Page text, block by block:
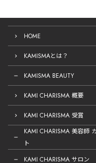
HOME
KAMISMAとは？
KAMISMA BEAUTY
KAMI CHARISMA 概要
KAMI CHARISMA 受賞
KAMI CHARISMA 美容師
ト
KAMI CHARISMA サロン